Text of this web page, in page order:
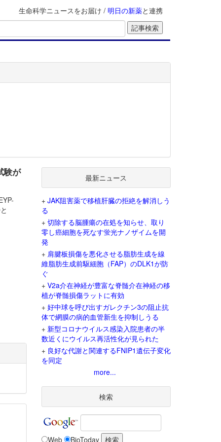
生命科学ニュースをお届け / 明日の新薬と連携
験が 最新ニュース
+ JAK阻害薬で移植肝臓の拒絶を解消しう
る
+ 切除する脳腫瘍の在処を知らせ、取り
零し癌細胞を死なす蛍光ナノザイムを開
発
+ 肩腱板損傷を悪化させる脂肪生成を線
維脂肪生成前駆細胞（FAP）のDLK1が防
ぐ
+ V2a介在神経が豊富な脊髄介在神経の移
植が脊髄損傷ラットに有効
+ 好中球を呼び出すガレクチン3の阻止抗
体で網膜の病的血管新生を抑制しうる
+ 新型コロナウイルス感染入院患者の半
数近くにウイルス再活性化が見られた
+ 良好な代謝と関連するFNIP1遺伝子変化
を同定
more...
検索
Web BioToday